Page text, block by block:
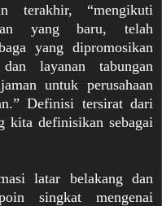
terakhir, “mengikuti
yang baru, telah
yang dipromosikan
layanan tabungan
untuk perusahaan
Definisi tersirat dari
kita definisikan sebagai
latar belakang dan
singkat mengenai